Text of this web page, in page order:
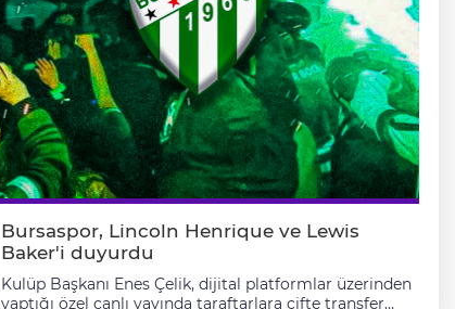
Bursaspor, Lincoln Henrique ve Lewis
Baker'i duyurdu
Kulüp Başkanı Enes Çelik, dijital platformlar üzerinden
yaptığı özel canlı yayında taraftarlara çifte transfer